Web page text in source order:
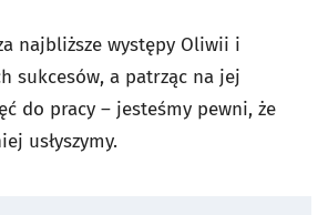
najbliższe występy Oliwii i
sukcesów, a patrząc na jej
do pracy – jesteśmy pewni, że
usłyszymy.